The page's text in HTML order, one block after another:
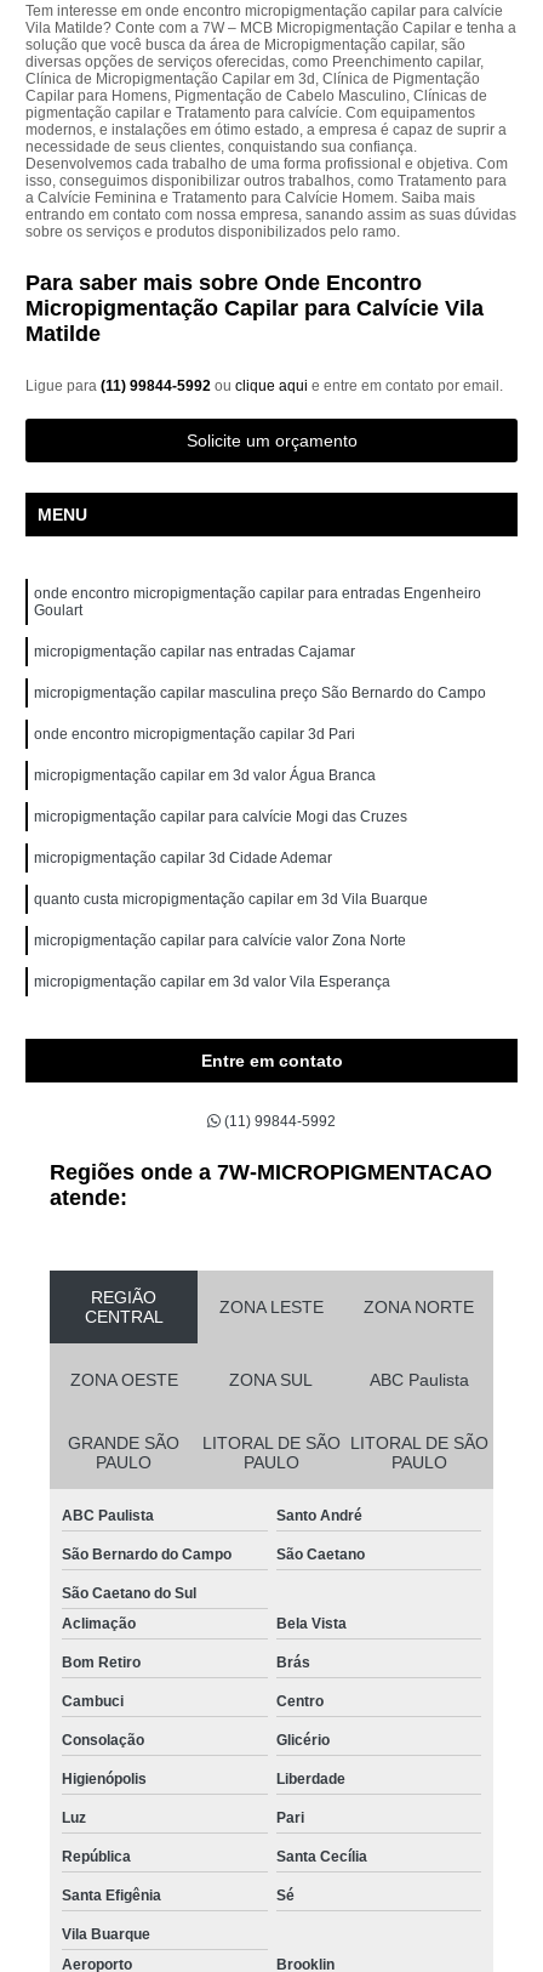
Tem interesse em onde encontro micropigmentação capilar para calvície
Vila Matilde? Conte com a 7W – MCB Micropigmentação Capilar e tenha a
solução que você busca da área de Micropigmentação capilar, são
diversas opções de serviços oferecidas, como Preenchimento capilar,
Clínica de Micropigmentação Capilar em 3d, Clínica de Pigmentação
Capilar para Homens, Pigmentação de Cabelo Masculino, Clínicas de
pigmentação capilar e Tratamento para calvície. Com equipamentos
modernos, e instalações em ótimo estado, a empresa é capaz de suprir a
necessidade de seus clientes, conquistando sua confiança.
Desenvolvemos cada trabalho de uma forma profissional e objetiva. Com
isso, conseguimos disponibilizar outros trabalhos, como Tratamento para
a Calvície Feminina e Tratamento para Calvície Homem. Saiba mais
entrando em contato com nossa empresa, sanando assim as suas dúvidas
sobre os serviços e produtos disponibilizados pelo ramo.
Para saber mais sobre Onde Encontro
Micropigmentação Capilar para Calvície Vila
Matilde
Ligue para(11) 99844-5992ouclique aqui e entre em contato por email.
Solicite um orçamento
MENU
onde encontro micropigmentação capilar para entradas Engenheiro
Goulart
micropigmentação capilar nas entradas Cajamar
micropigmentação capilar masculina preço São Bernardo do Campo
onde encontro micropigmentação capilar 3d Pari
micropigmentação capilar em 3d valor Água Branca
micropigmentação capilar para calvície Mogi das Cruzes
micropigmentação capilar 3d Cidade Ademar
quanto custa micropigmentação capilar em 3d Vila Buarque
micropigmentação capilar para calvície valor Zona Norte
micropigmentação capilar em 3d valor Vila Esperança
Entre em contato
(11) 99844-5992
Regiões onde a 7W-MICROPIGMENTACAO
atende:
REGIÃO
CENTRAL
ZONA LESTE ZONA NORTE
ZONA OESTE ZONA SUL ABC Paulista
GRANDE SÃO
PAULO
LITORAL DE SÃO
PAULO
LITORAL DE SÃO
PAULO
ABC Paulista Santo André
São Bernardo do Campo São Caetano
São Caetano do Sul
Aclimação
Bela Vista
Bom Retiro Brás
Cambuci Centro
Consolação Glicério
Higienópolis Liberdade
Luz Pari
República Santa Cecília
Santa Efigênia Sé
Vila Buarque
Aeroporto
Brooklin